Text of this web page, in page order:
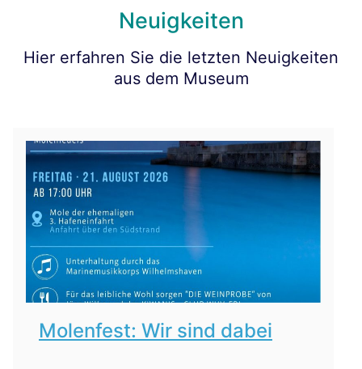
Neuigkeiten
Hier erfahren Sie die letzten Neuigkeiten
aus dem Museum
Molenfest: Wir sind dabei